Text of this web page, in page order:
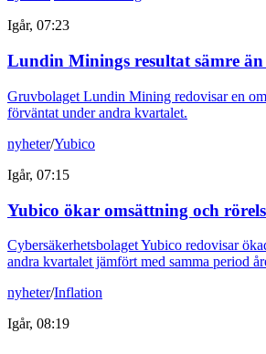
Igår, 07:23
Lundin Minings resultat sämre
Gruvbolaget Lundin Mining redovisar en
förväntat under andra kvartalet.
nyheter/Yubico
Igår, 07:15
Yubico ökar omsättning och
Cybersäkerhetsbolaget Yubico redovisar
andra kvartalet jämfört med samma period
nyheter/Inflation
Igår, 08:19